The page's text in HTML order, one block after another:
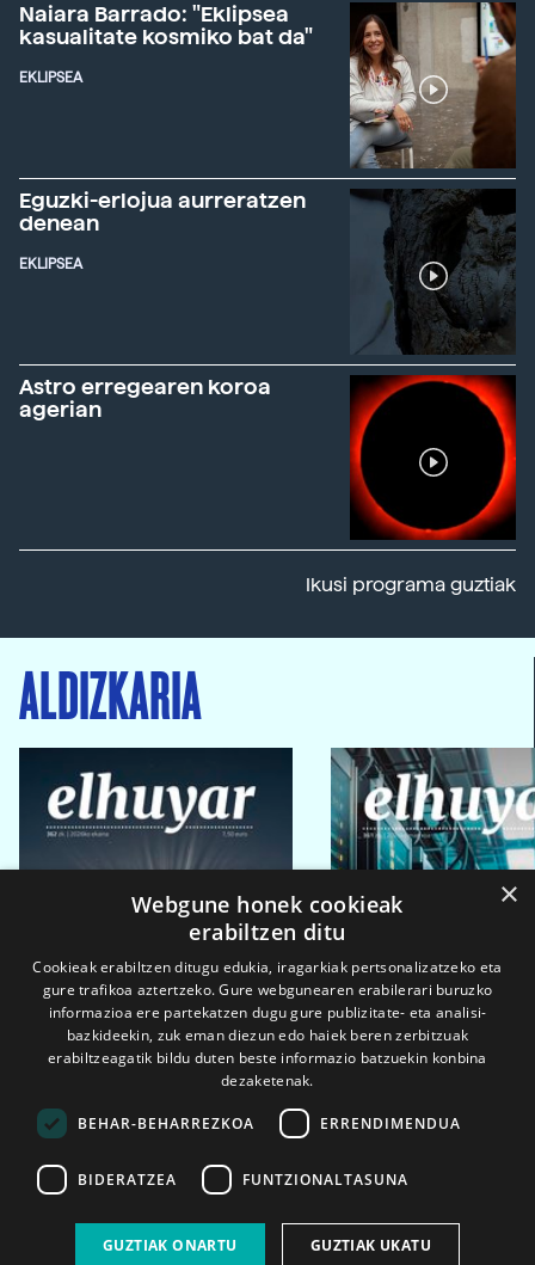
Naiara Barrado: "Eklipsea
kasualitate kosmiko bat da"
EKLIPSEA
Eguzki-erlojua aurreratzen
denean
EKLIPSEA
Astro erregearen koroa
agerian
Ikusi programa guztiak
ALDIZKARIA
2026ko eka. 1a 2026ko mar. 1a
×
Webgune honek cookieak
erabiltzen ditu
Cookieak erabiltzen ditugu edukia, iragarkiak pertsonalizatzeko eta
gure trafikoa aztertzeko. Gure webgunearen erabilerari buruzko
informazioa ere partekatzen dugu gure publizitate- eta analisi-
bazkideekin, zuk eman diezun edo haiek beren zerbitzuak
erabiltzeagatik bildu duten beste informazio batzuekin konbina
dezaketenak.
BEHAR-BEHARREZKOA ERRENDIMENDUA
BIDERATZEA FUNTZIONALTASUNA
GUZTIAK ONARTU GUZTIAK UKATU